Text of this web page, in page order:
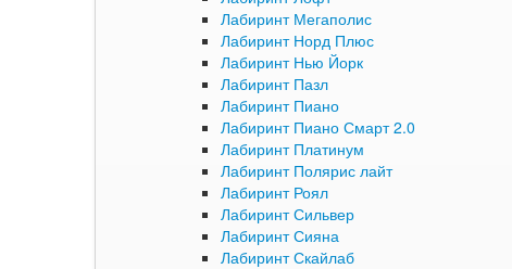
Лабиринт Мегаполис
Лабиринт Норд Плюс
Лабиринт Нью Йорк
Лабиринт Пазл
Лабиринт Пиано
Лабиринт Пиано Смарт 2.0
Лабиринт Платинум
Лабиринт Полярис лайт
Лабиринт Роял
Лабиринт Сильвер
Лабиринт Сияна
Лабиринт Скайлаб